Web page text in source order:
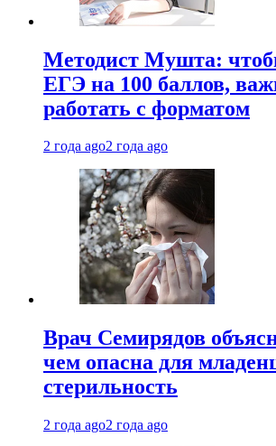
Методист Мушта:
ЕГЭ на 100 баллов,
работать с форматом
2 года ago2 года ago
Врач Семирядов
чем опасна для
стерильность
2 года ago2 года ago